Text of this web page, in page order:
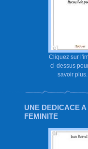
Cliquez sur
ci-dessus
savoir plus...
UNE DEDICACE A
FEMINITE